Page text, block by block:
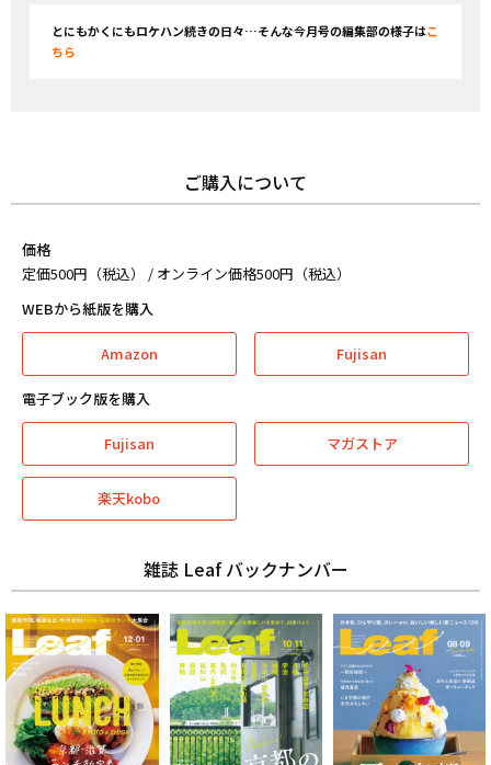
とにもかくにもロケハン続きの日々…そんな今月号の編集部の様子はこ
ちら
ご購入について
価格
定価500円（税込） / オンライン価格500円（税込）
WEBから紙版を購入
Amazon Fujisan
電子ブック版を購入
Fujisan マガストア
楽天kobo
雑誌 Leaf バックナンバー